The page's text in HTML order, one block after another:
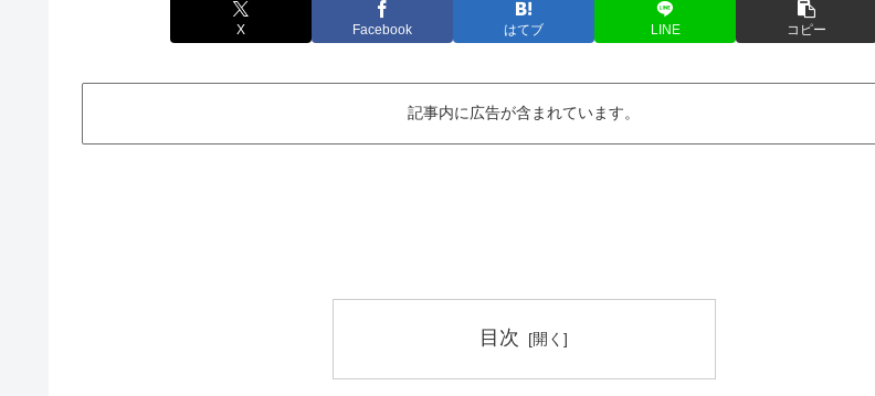
X Facebook はてブ LINE コピー
記事内に広告が含まれています。
目次